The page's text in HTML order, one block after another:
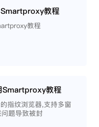
教程
教程
Smartproxy教程
指纹浏览器,支持多窗
题导致被封